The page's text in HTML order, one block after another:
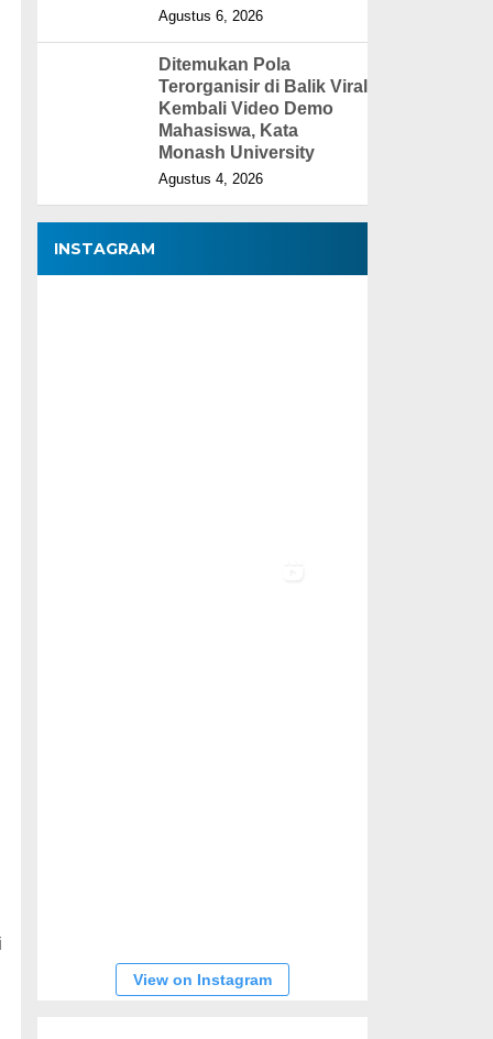
Agustus 6, 2026
Ditemukan Pola
Terorganisir di Balik Viral
Kembali Video Demo
Mahasiswa, Kata
Monash University
Agustus 4, 2026
INSTAGRAM
View on Instagram